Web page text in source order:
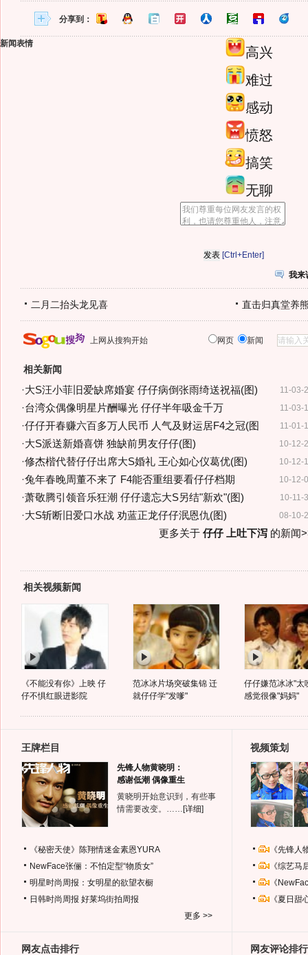
分享到：
新闻表情
高兴
难过
感动
愤怒
搞笑
无聊
[Ctrl+Enter]
我来
二月二抬头龙见喜 直击归真堂养
上网从搜狗开始 网页 新闻
相关新闻
11-03-
·大S汪小菲旧爱缺席婚宴 仔仔病倒张雨绮送祝福(图)
11-03-
·台湾众偶像明星片酬曝光 仔仔半年吸金千万
11-01-
·仔仔开春赚六百多万人民币 人气及财运居F4之冠(图
10-12-
·大S派送新婚喜饼 独缺前男友仔仔(图)
10-12-
·修杰楷代替仔仔出席大S婚礼 王心如心仪葛优(图)
10-12-
·兔年春晚周董不来了 F4能否重组要看仔仔档期
10-11-
·萧敬腾引领音乐狂潮 仔仔遗忘大S另结"新欢"(图)
08-10-
·大S斩断旧爱口水战 劝蓝正龙仔仔泯恩仇(图)
更多关于 仔仔 上吐下泻的新闻
相关视频新闻
《不能没有你》上映 仔
仔不惧红眼进影院
范冰冰片场突破集锦 迁
就仔仔学"发嗲"
仔仔嫌范冰冰"太
感觉很像"妈妈"
王牌栏目
先锋人物黄晓明：
感谢低潮 偶像重生
黄晓明开始意识到，有些事
情需要改变。…… [详细]
《秘密天使》陈翔情迷金素恩YURA
NewFace张俪：不怕定型“物质女”
明星时尚周报：女明星的欲望衣橱
日韩时尚周报 好莱坞街拍周报
更多 >>
视频策划
《先锋
《综艺
《
《夏日
网友点击排行 网友评论排行